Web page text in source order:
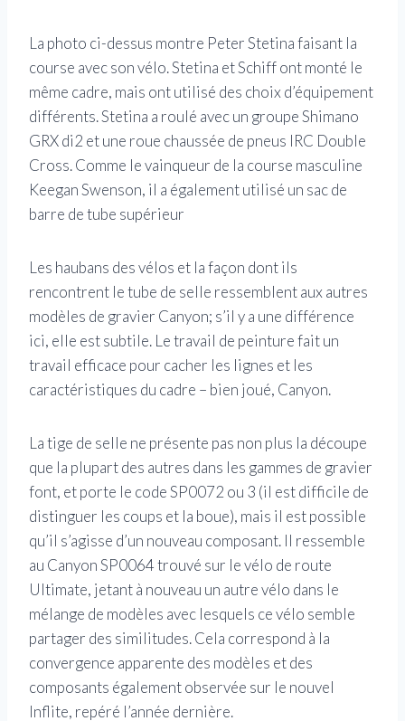
La photo ci-dessus montre Peter Stetina faisant la
course avec son vélo. Stetina et Schiff ont monté le
même cadre, mais ont utilisé des choix d’équipement
différents. Stetina a roulé avec un groupe Shimano
GRX di2 et une roue chaussée de pneus IRC Double
Cross. Comme le vainqueur de la course masculine
Keegan Swenson, il a également utilisé un sac de
barre de tube supérieur
Les haubans des vélos et la façon dont ils
rencontrent le tube de selle ressemblent aux autres
modèles de gravier Canyon; s’il y a une différence
ici, elle est subtile. Le travail de peinture fait un
travail efficace pour cacher les lignes et les
caractéristiques du cadre – bien joué, Canyon.
La tige de selle ne présente pas non plus la découpe
que la plupart des autres dans les gammes de gravier
font, et porte le code SP0072 ou 3 (il est difficile de
distinguer les coups et la boue), mais il est possible
qu’il s’agisse d’un nouveau composant. Il ressemble
au Canyon SP0064 trouvé sur le vélo de route
Ultimate, jetant à nouveau un autre vélo dans le
mélange de modèles avec lesquels ce vélo semble
partager des similitudes. Cela correspond à la
convergence apparente des modèles et des
composants également observée sur le nouvel
Inflite, repéré l’année dernière.